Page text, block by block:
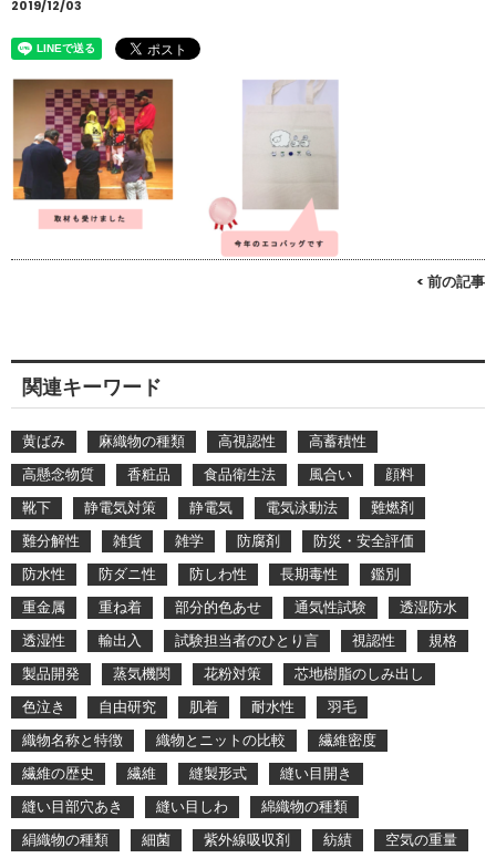
2019/12/03
< 前の記事
関連キーワード
黄ばみ 麻織物の種類 高視認性
高蓄積性
高懸念物質
香粧品 食品衛生法 風合い
顔料
靴下
静電気対策 静電気 電気泳動法
難燃剤
難分解性
雑貨 雑学 防腐剤
防災・安全評価
防水性
防ダニ性 防しわ性 長期毒性
鑑別
重金属
重ね着 部分的色あせ 通気性試験
透湿防水
透湿性
輸出入 試験担当者のひとり言 視認性
規格
製品開発
蒸気機関 花粉対策
芯地樹脂のしみ出し
色泣き
自由研究 肌着 耐水性
羽毛
織物名称と特徴
織物とニットの比較
繊維密度
繊維の歴史
繊維 縫製形式
縫い目開き
縫い目部穴あき
縫い目しわ
綿織物の種類
絹織物の種類
細菌 紫外線吸収剤 紡績
空気の重量